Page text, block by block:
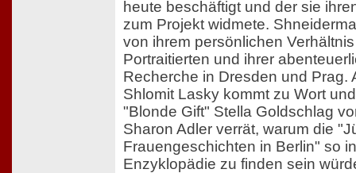
heute beschäftigt und der sie
zum Projekt widmete.
von ihrem persönlichen
Portraitierten und ihrer
Recherche in Dresden und Prag.
Shlomit Lasky kommt zu Wort
"Blonde Gift" Stella Goldschlag
Sharon Adler verrät, warum die
Frauengeschichten in Berlin" so
Enzyklopädie zu finden sein